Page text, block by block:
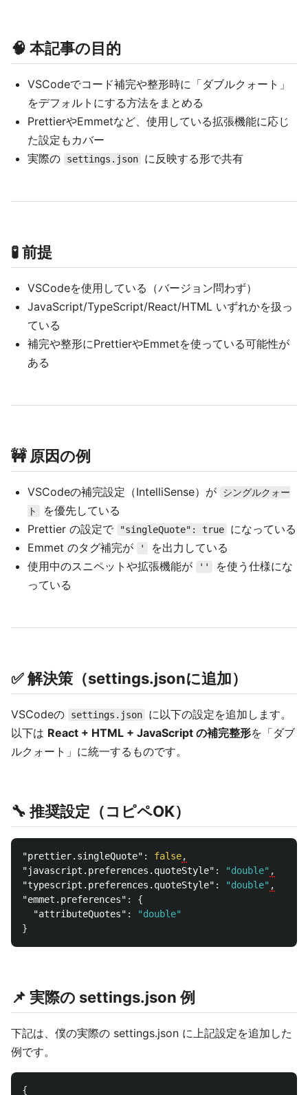
🧠 本記事の目的
VSCodeでコード補完や整形時に「ダブルクォート」
をデフォルトにする方法をまとめる
PrettierやEmmetなど、使用している拡張機能に応じ
た設定もカバー
実際の
settings.json に反映する形で共有
🧪 前提
VSCodeを使用している（バージョン問わず）
JavaScript/TypeScript/React/HTML いずれかを扱っ
ている
補完や整形にPrettierやEmmetを使っている可能性が
ある
🚧 原因の例
VSCodeの補完設定（IntelliSense）が
シングルクォー
ト
を優先している
Prettier の設定で
"singleQuote": true
になっている
Emmet のタグ補完が
'
を出力している
使用中のスニペットや拡張機能が
''
を使う仕様にな
っている
✅ 解決策（settings.jsonに追加）
VSCodeの settings.json
に以下の設定を追加します。
以下は React + HTML + JavaScript の補完整形を「ダブ
ルクォート」に統一するものです。
🔧 推奨設定（コピペOK）
"prettier.singleQuote" : false,
"javascript.preferences.quoteStyle" : "double" ,
"typescript.preferences.quoteStyle" : "double" ,
"emmet.preferences" :
{
"attributeQuotes" :
"double"
}
📌 実際の settings.json 例
下記は、僕の実際の settings.json に上記設定を追加した
例です。
{